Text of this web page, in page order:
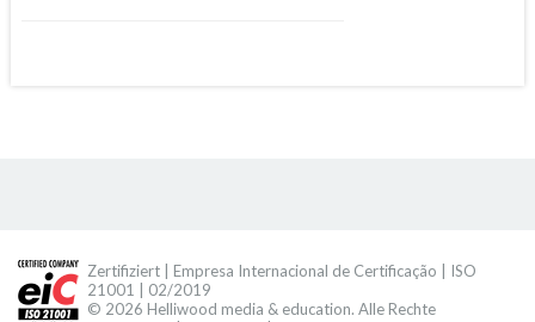
Zertifiziert | Empresa Internacional de Certificação | ISO
21001 | 02/2019
© 2026 Helliwood media & education. Alle Rechte